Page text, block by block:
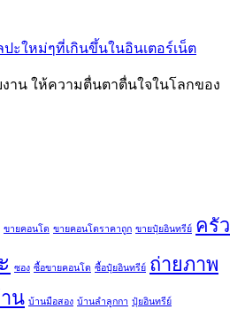
ะใหม่ๆที่เกินขึ้นในอินเตอร์เน็ต
าน ให้ความตื่นตาตื่นใจในโลกของ
ขายคอนโด ขายคอนโดราคาถูก ขายปุ๋ยอินทรีย์ ครัว
ซอง ซื้อขายคอนโด ซื้อปุ๋ยอินทรีย์ ถ่ายภาพ
น บ้านมือสอง บ้านลำลูกกา ปุ๋ยอินทรีย์